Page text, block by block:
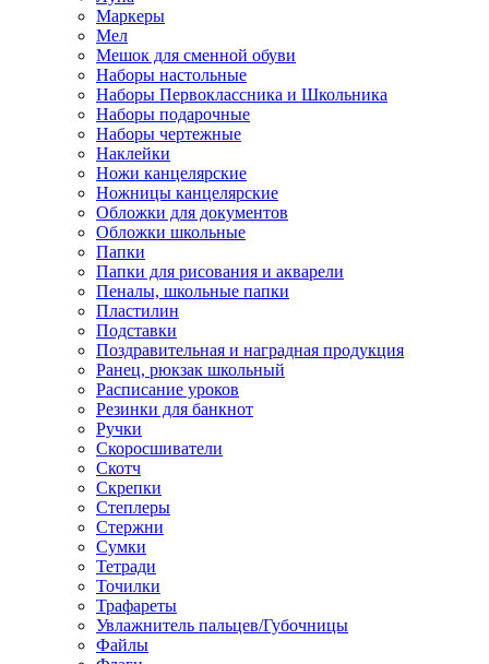
Маркеры
Мел
Мешок для сменной обуви
Наборы настольные
Наборы Первоклассника и Школьника
Наборы подарочные
Наборы чертежные
Наклейки
Ножи канцелярские
Ножницы канцелярские
Обложки для документов
Обложки школьные
Папки
Папки для рисования и акварели
Пеналы, школьные папки
Пластилин
Подставки
Поздравительная и наградная продукция
Ранец, рюкзак школьный
Расписание уроков
Резинки для банкнот
Ручки
Скоросшиватели
Скотч
Скрепки
Степлеры
Стержни
Сумки
Тетради
Точилки
Трафареты
Увлажнитель пальцев/Губочницы
Файлы